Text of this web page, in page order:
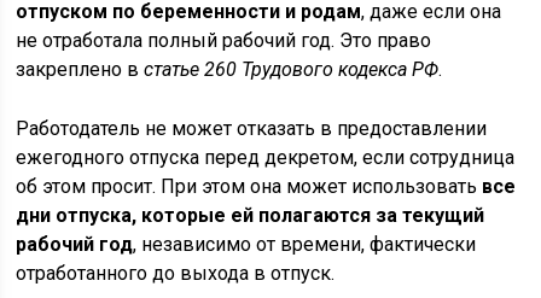
отпуском по беременности и родам, даже если она
не отработала полный рабочий год. Это право
закреплено встатье 260 Трудового кодекса РФ.
Работодатель не может отказать в предоставлении
ежегодного отпуска перед декретом, если сотрудница
об этом просит. При этом она может использовать все
дни отпуска, которые ей полагаются за текущий
рабочий год, независимо от времени, фактически
отработанного до выхода в отпуск.